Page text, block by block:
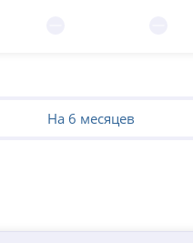
На 6 месяцев